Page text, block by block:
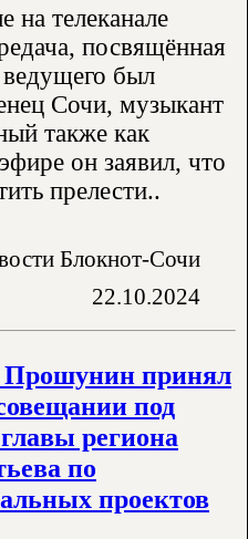
телеканале
посвящённая
был
Сочи, музыкант
также как
он заявил, что
прелести..
Блокнот-Сочи
22.10.2024
Прошунин принял
под
региона
по
проектов